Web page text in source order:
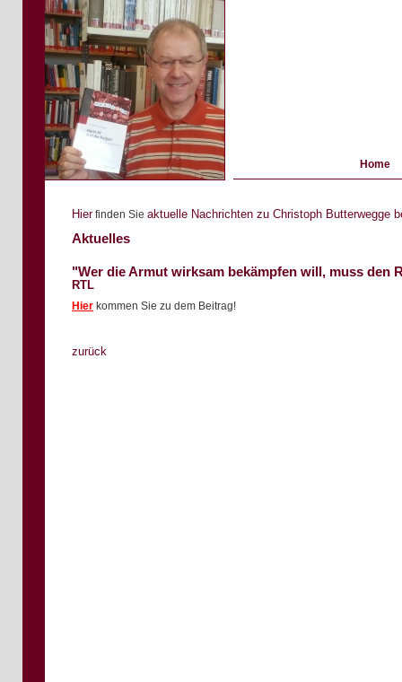
Home
Hierfinden Sie aktuelle Nachrichten zu Christoph Butterwegge
Aktuelles
"Wer die Armut wirksam bekämpfen will, muss den
RTL
Hier kommen Sie zu dem Beitrag!
zurück